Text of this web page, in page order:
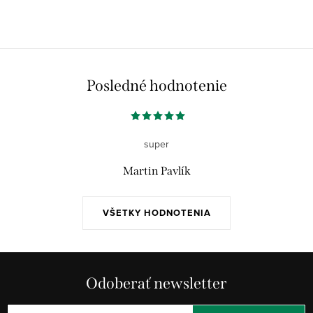
Posledné hodnotenie
VŠETKY HODNOTENIA
super
Martin Pavlík
Odoberať newsletter